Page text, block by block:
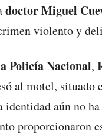
doctor Miguel
violento y
Policía Nacional,
al motel, situado
identidad aún no
proporcionaron